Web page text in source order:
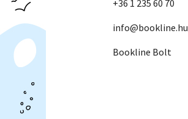
+36 1 235 60 70
info@bookline.hu
Bookline Bolt